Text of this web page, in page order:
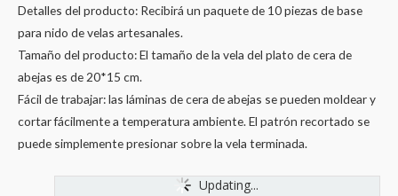
Detalles del producto: Recibirá un paquete de 10 piezas de base
para nido de velas artesanales.
Tamaño del producto: El tamaño de la vela del plato de cera de
abejas es de 20*15 cm.
Fácil de trabajar: las láminas de cera de abejas se pueden moldear y
cortar fácilmente a temperatura ambiente. El patrón recortado se
puede simplemente presionar sobre la vela terminada.
Updating...